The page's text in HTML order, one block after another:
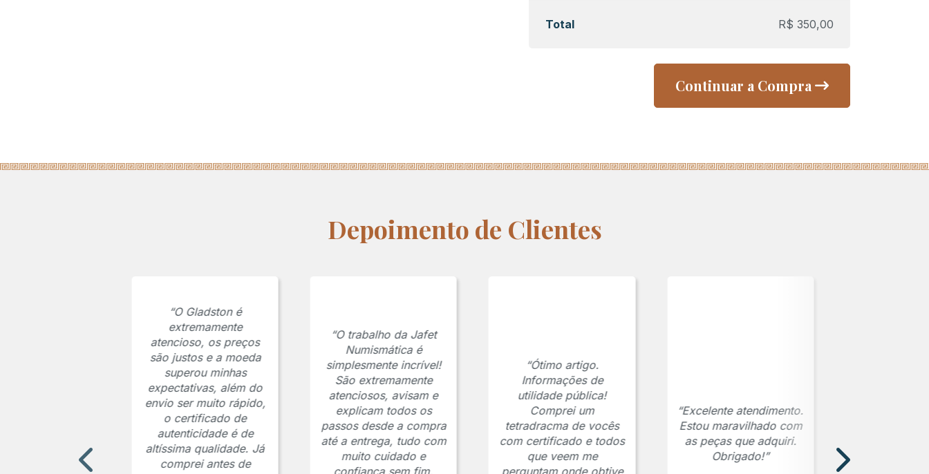
Total R$ 350,00
Continuar a Compra
Depoimento de Clientes
“O Gladston é
extremamente
atencioso, os preços
são justos e a moeda
superou minhas
expectativas, além do
envio ser muito rápido,
o certificado de
autenticidade é de
altíssima qualidade. Já
comprei antes de
“O trabalho da Jafet
Numismática é
simplesmente incrível!
São extremamente
atenciosos, avisam e
explicam todos os
passos desde a compra
até a entrega, tudo com
muito cuidado e
“Ótimo artigo.
Informações de
utilidade pública!
Comprei um
tetradracma de vocês
com certificado e todos
que veem me
“Excelente atendimento.
Estou maravilhado com
as peças que adquiri.
Obrigado!”